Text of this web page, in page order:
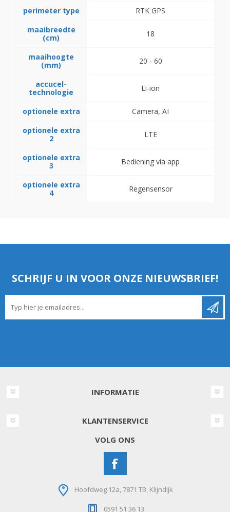
perimeter type
RTK GPS
maaibreedte
(cm)
18
maaihoogte
(mm)
20 - 60
accucel-
technologie
Li-ion
optionele extra
Camera, AI
optionele extra
2
LTE
optionele extra
3
Bediening via app
optionele extra
4
Regensensor
SCHRIJF U IN VOOR ONZE NIEUWSBRIEF!
INFORMATIE
KLANTENSERVICE
VOLG ONS
Hoofdweg 12a, 7871 TB, Klijndijk
0591 51 36 13